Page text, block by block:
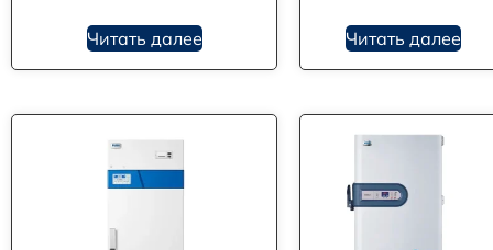
Читать далее Читать далее